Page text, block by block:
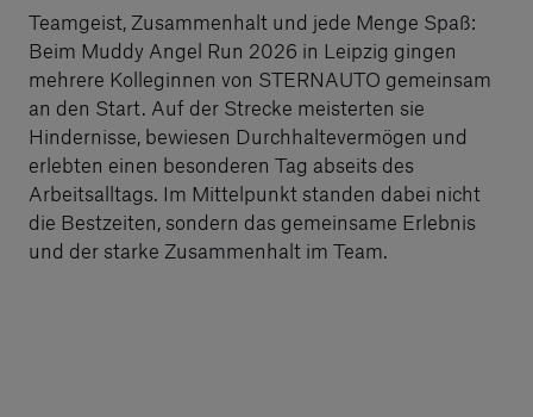
Teamgeist, Zusammenhalt und jede Menge Spaß:
Beim Muddy Angel Run 2026 in Leipzig gingen
mehrere Kolleginnen von STERNAUTO gemeinsam
an den Start. Auf der Strecke meisterten sie
Hindernisse, bewiesen Durchhaltevermögen und
erlebten einen besonderen Tag abseits des
Arbeitsalltags. Im Mittelpunkt standen dabei nicht
die Bestzeiten, sondern das gemeinsame Erlebnis
und der starke Zusammenhalt im Team.